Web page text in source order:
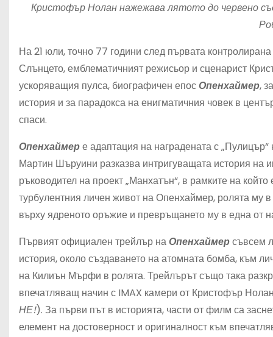
Кристофър Нолан нажежава лятото до червено
На 21 юли, точно 77 години след първата
Слънцето, емблематичният режисьор и сценарист
ускоряващия пулса, биографичен епосОпенхаймер,
история и за парадокса на енигматичния човек в
спаси.
Опенхаймере адаптация на наградената с „Пулицър“
Мартин Шъруини разказва интригуващата история
ръководител на проект „Манхатън“, в рамките на
турбулентния личен живот на Опенхаймер, ролята му
върху ядреното оръжие и превръщането му в една от
Първият официален трейлър наОпенхаймерсъвсем
история, около създаването на атомната бомба, към
на Килиън Мърфи в ролята. Трейлърът също така
впечатляващ начин с IMAX камери от Кристофър
НЕ!). За първи път в историята, части от филм са
елемент на достоверност и оригиналност към